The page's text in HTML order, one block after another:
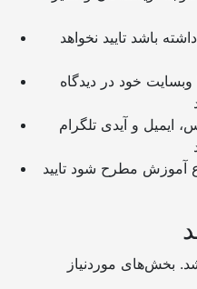
آموزش مطرح شود تایید
بخش‌های موردنیاز